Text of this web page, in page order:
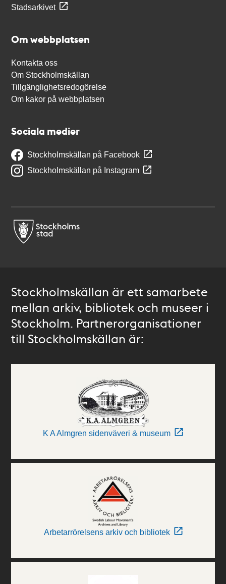
Stadsarkivet
Om webbplatsen
Kontakta oss
Om Stockholmskällan
Tillgänglighetsredogörelse
Om kakor på webbplatsen
Sociala medier
Stockholmskällan på Facebook
Stockholmskällan på Instagram
Stockholmskällan är ett samarbete
mellan arkiv, bibliotek och museer i
Stockholm. Partnerorganisationer
till Stockholmskällan är:
K A Almgren sidenväveri & museum
Arbetarrörelsens arkiv och bibliotek